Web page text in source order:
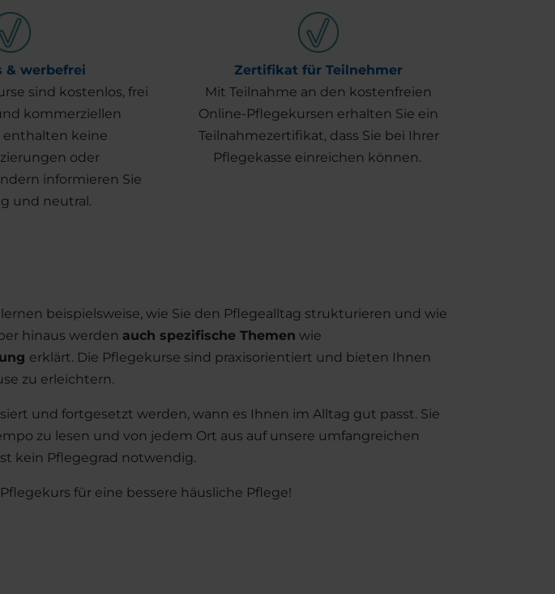
& werbefrei
sind kostenlos, frei
kommerziellen
enthalten keine
oder
informieren Sie
und neutral.
Zertifikat für Teilnehmer
Mit Teilnahme an den kostenfreien
Online-Pflegekursen erhalten Sie ein
Teilnahmezertifikat, dass Sie bei Ihrer
Pflegekasse einreichen können.
beispielsweise, wie Sie den Pflegealltag strukturieren und wie
hinaus werden auch spezifische Themen wie
erklärt. Die Pflegekurse sind praxisorientiert und bieten Ihnen
zu erleichtern.
und fortgesetzt werden, wann es Ihnen im Alltag gut passt. Sie
zu lesen und von jedem Ort aus auf unsere umfangreichen
kein Pflegegrad notwendig.
für eine bessere häusliche Pflege!